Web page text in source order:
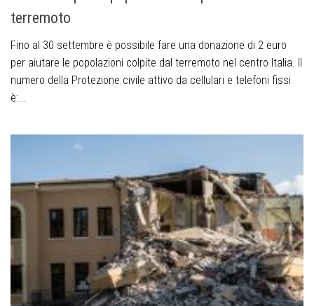
terremoto
Fino al 30 settembre è possibile fare una donazione di 2 euro
per aiutare le popolazioni colpite dal terremoto nel centro Italia. Il
numero della Protezione civile attivo da cellulari e telefoni fissi
è:...